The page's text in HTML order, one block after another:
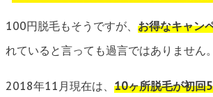
100円脱毛もそうですが、 お得なキャン
れていると言っても過言ではありません。
2018年11月現在は、 10ヶ所脱毛が初回